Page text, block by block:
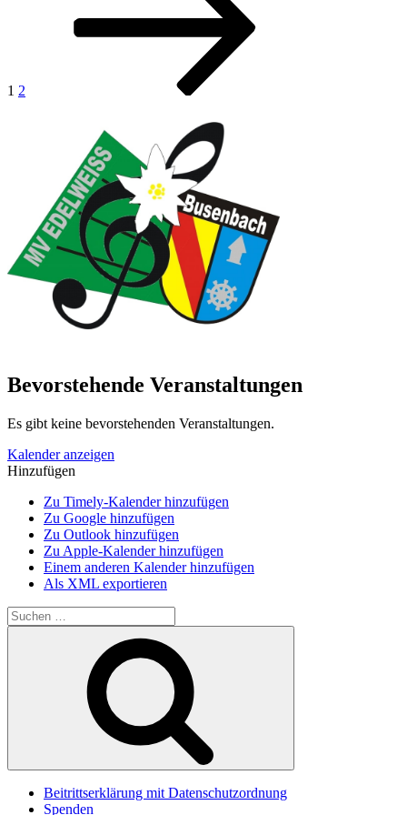
Beiträge
1 2
Bevorstehende Veranstaltungen
Es gibt keine bevorstehenden Veranstaltungen.
Kalender anzeigen
Hinzufügen
Zu Timely-Kalender hinzufügen
Zu Google hinzufügen
Zu Outlook hinzufügen
Zu Apple-Kalender hinzufügen
Einem anderen Kalender hinzufügen
Als XML exportieren
Suchen
nach:
Beitrittserklärung mit Datenschutzordnung
Spenden